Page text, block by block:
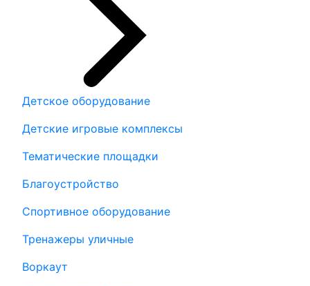
Детское оборудование
Детские игровые комплексы
Тематические площадки
Благоустройство
Спортивное оборудование
Тренажеры уличные
Воркаут